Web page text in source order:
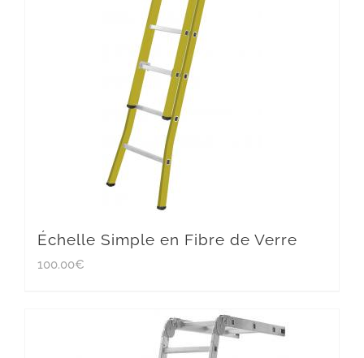
Échelle Simple en Fibre de Verre
100.00€